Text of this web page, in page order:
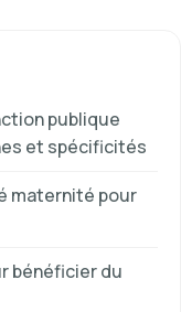
publique
et spécificités
maternité pour
bénéficier du